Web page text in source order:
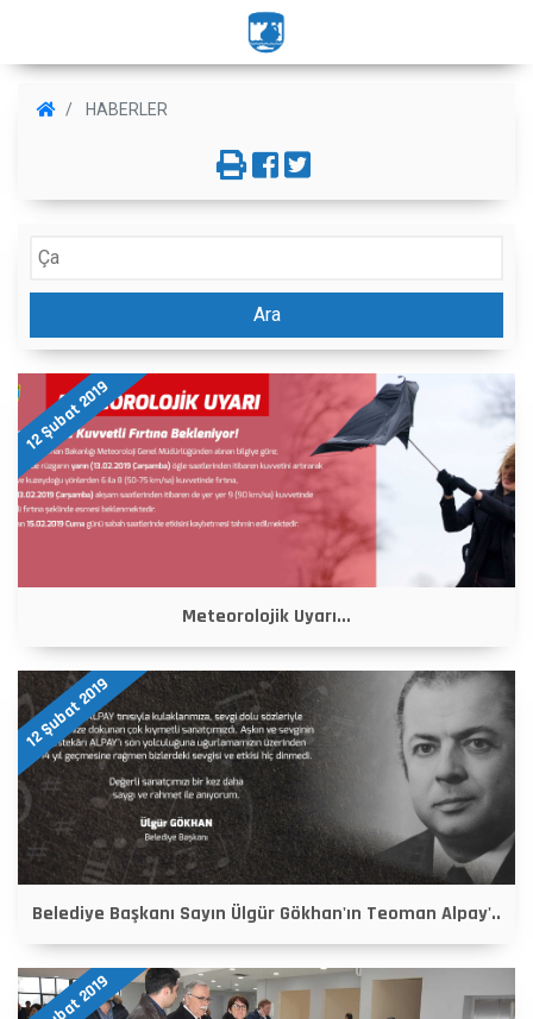
HABERLER
Ara
12 Şubat 2019
Meteorolojik Uyarı...
12 Şubat 2019
Belediye Başkanı Sayın Ülgür Gökhan'ın Teoman Alpay'..